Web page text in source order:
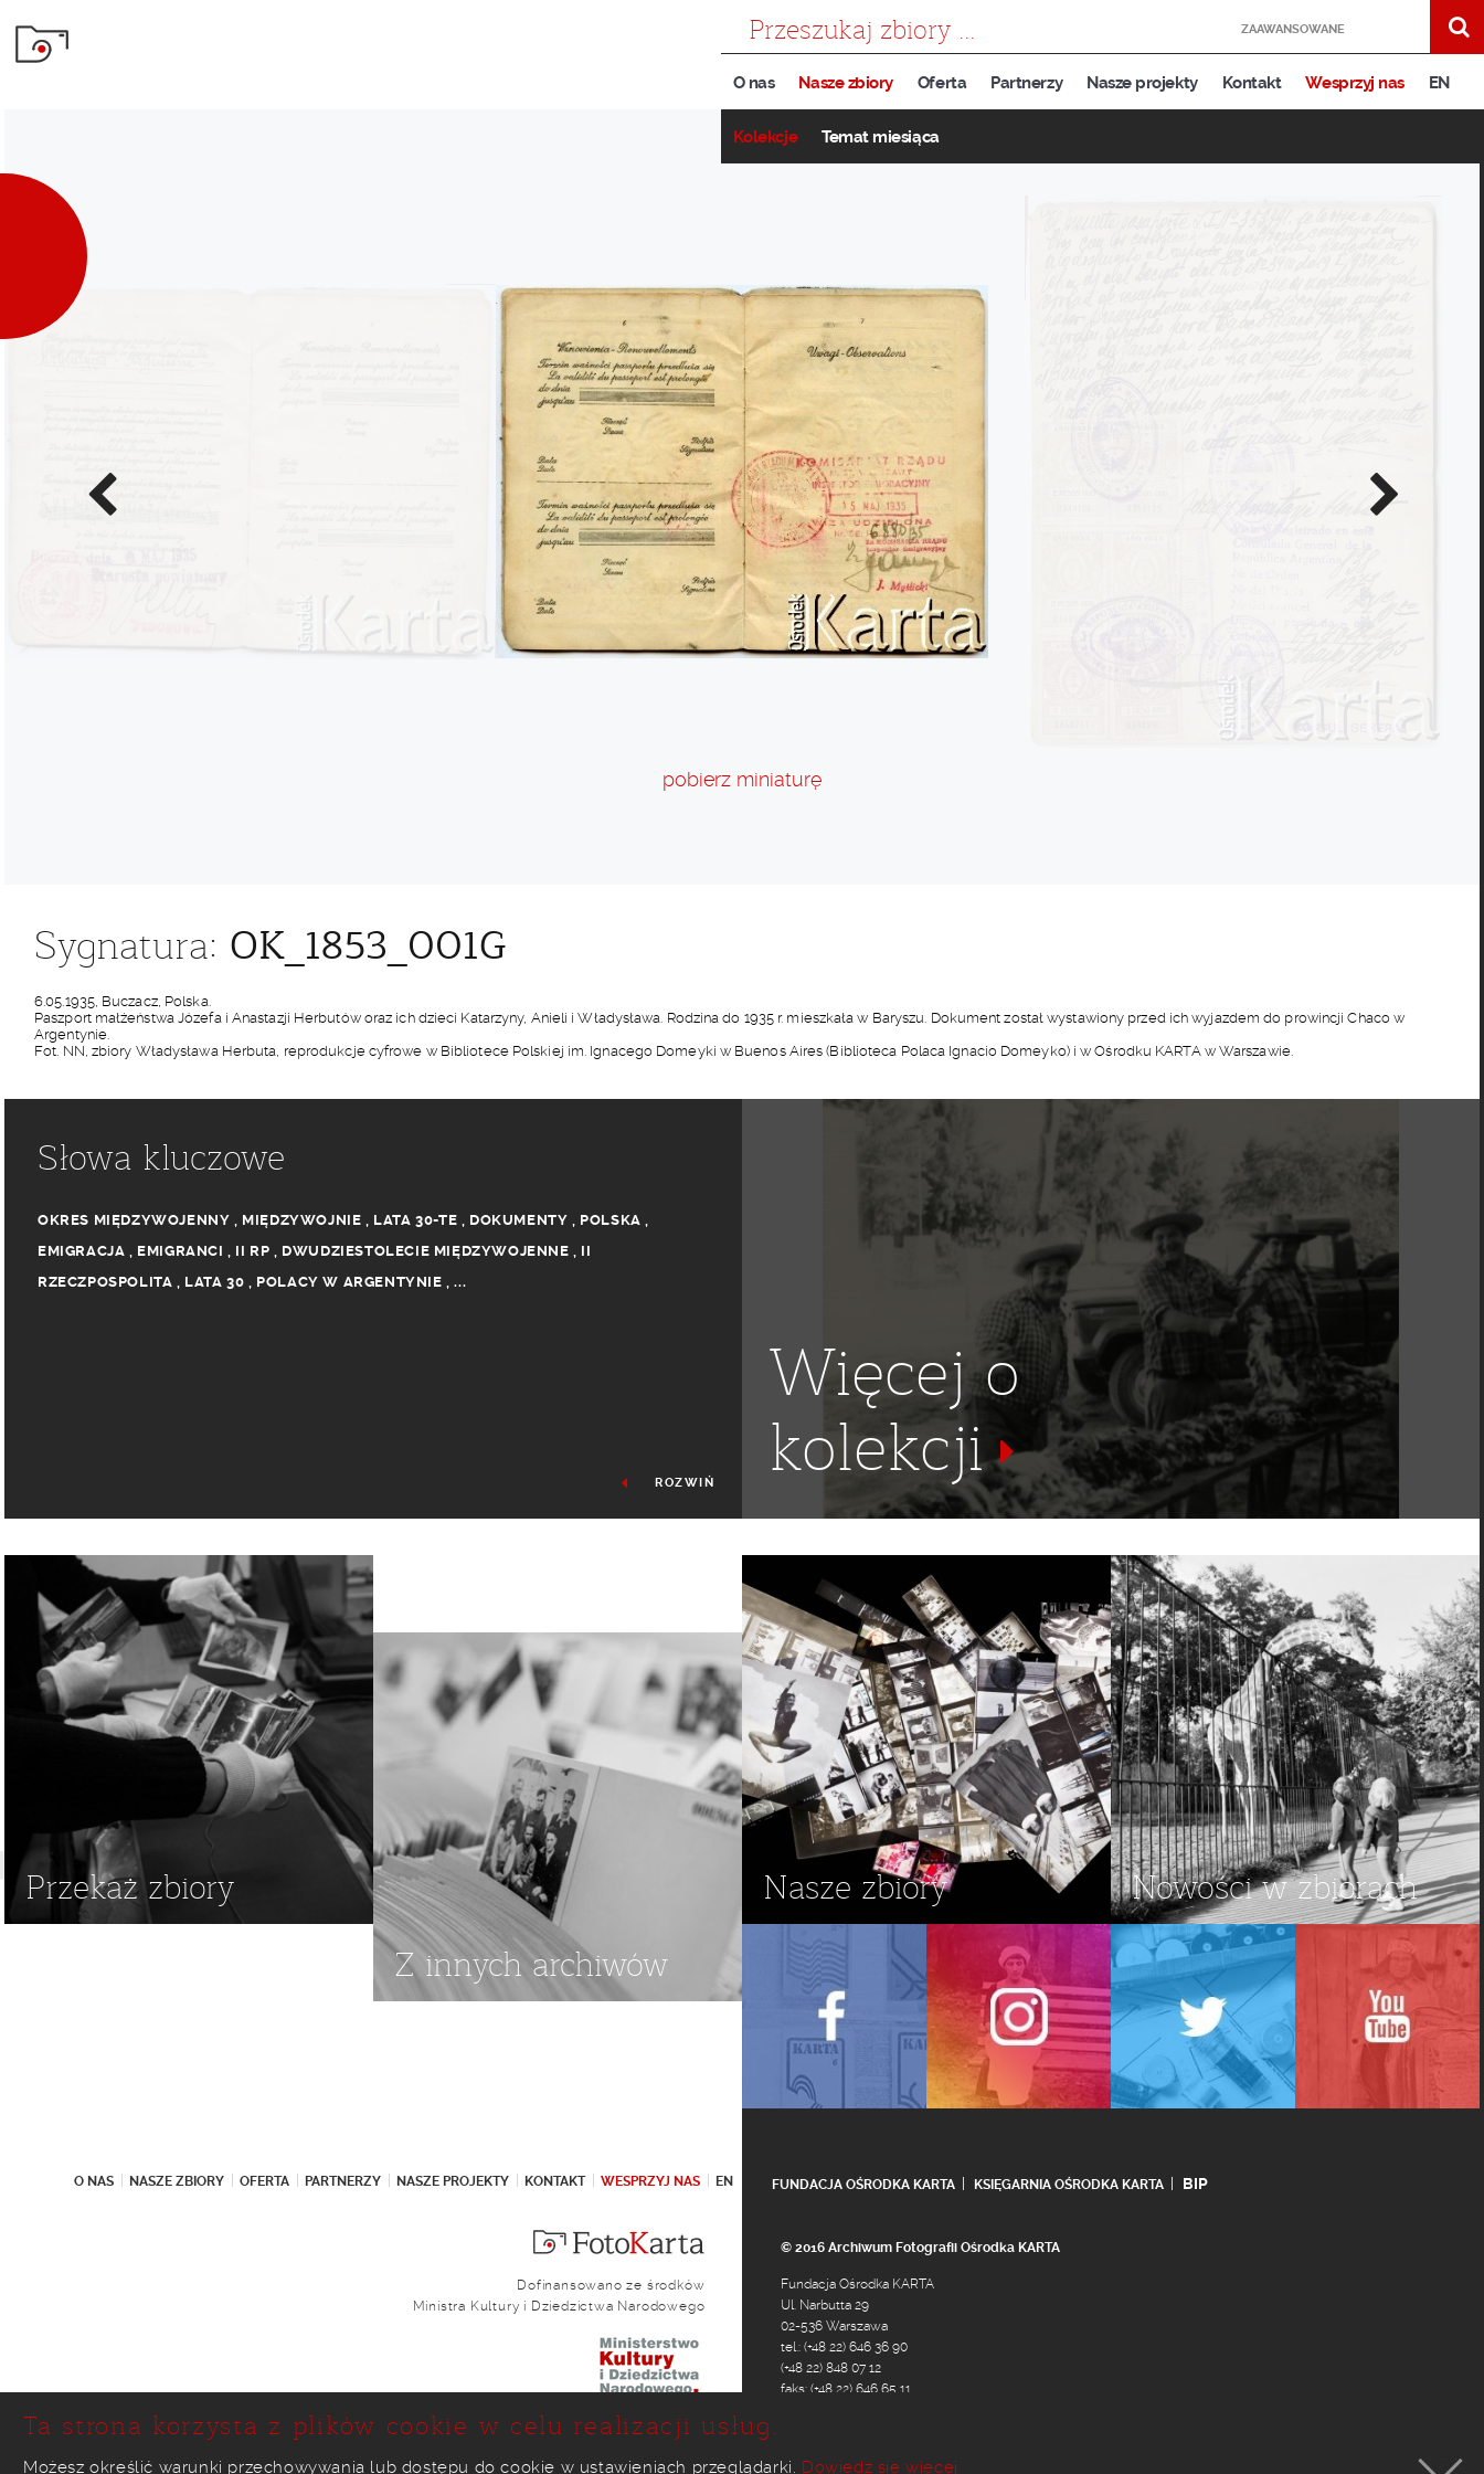
ZAAWANSOWANE
O nas Nasze zbiory
Kolekcje Temat miesiąca
Oferta Partnerzy Nasze projekty Kontakt Wesprzyj nas EN
Poprzednie
zdjęcie
Następne
zdjęcie
pobierz miniaturę
Sygnatura: OK_1853_001G
6.05.1935, Buczacz, Polska.
Paszport małżeństwa Józefa i Anastazji Herbutów oraz ich dzieci Katarzyny, Anieli i Władysława. Rodzina do 1935 r. mieszkała w Baryszu. Dokument został wystawiony przed ich wyjazdem do prowincji Chaco w
Argentynie.
Fot. NN, zbiory Władysława Herbuta, reprodukcje cyfrowe w Bibliotece Polskiej im. Ignacego Domeyki w Buenos Aires (Biblioteca Polaca Ignacio Domeyko) i w Ośrodku KARTA w Warszawie.
Słowa kluczowe
OKRES MIĘDZYWOJENNY , MIĘDZYWOJNIE , LATA 30-TE , DOKUMENTY , POLSKA ,
EMIGRACJA , EMIGRANCI , II RP , DWUDZIESTOLECIE MIĘDZYWOJENNE , II
RZECZPOSPOLITA , LATA 30 , POLACY W ARGENTYNIE ,...
PASZPORTY, POLACY W CHACO
ROZWIŃ
Więcej o
kolekcji
Przekaż zbiory
Z innych archiwów
Nasze zbiory Nowości w zbiorach
O NAS NASZE ZBIORY OFERTA PARTNERZY NASZE PROJEKTY KONTAKT WESPRZYJ NAS EN FUNDACJA OŚRODKA KARTA KSIĘGARNIA OŚRODKA KARTA BIP
Dofinansowano ze środków
Ministra Kultury i Dziedzictwa Narodowego
© 2016 Archiwum Fotografii Ośrodka KARTA
Fundacja Ośrodka KARTA
Ul. Narbutta 29
02-536 Warszawa
tel.: (+48 22) 646 36 90
(+48 22) 848 07 12
faks: (+48 22) 646 65 11
Ta strona korzysta z plików cookie w celu realizacji usług.
Możesz określić warunki przechowywania lub dostępu do cookie w ustawieniach przeglądarki. Dowiedz się więcej